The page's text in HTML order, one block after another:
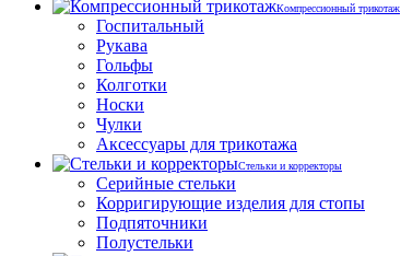
Компрессионный трикотаж
Госпитальный
Рукава
Гольфы
Колготки
Носки
Чулки
Аксессуары для трикотажа
Стельки и корректоры
Серийные стельки
Корригирующие изделия для стопы
Подпяточники
Полустельки